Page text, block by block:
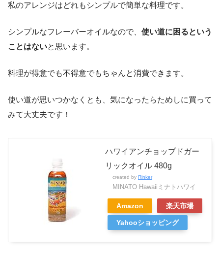
私のアレンジはどれもシンプルで簡単な料理です。
シンプルなフレーバーオイルなので、 使い道に困るという
ことはないと思います。
料理が得意でも不得意でもちゃんと消費できます。
使い道が思いつかなくとも、気になったらためしに買って
みて大丈夫です！
ハワイアンチョップドガー
リックオイル 480g
created by Rinker
MINATO Hawaiiミナトハワイ
Amazon 楽天市場
Yahooショッピング